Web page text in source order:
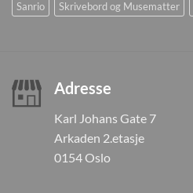
Sanrio
Skrivebord og Musematter
Adresse
Karl Johans Gate 7
Arkaden 2.etasje
0154 Oslo